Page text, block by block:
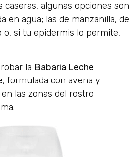
caseras, algunas opciones son
en agua; las de manzanilla, de
o, si tu epidermis lo permite,
la Babaria Leche
, formulada con avena y
las zonas del rostro